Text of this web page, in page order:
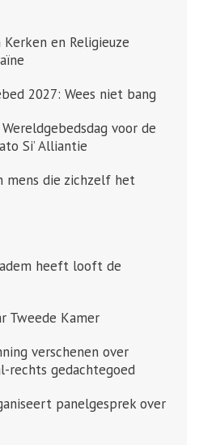
en Religieuze
2027: Wees niet bang
voor de
Si’ Alliantie
mens die zichzelf het
heeft looft de
Tweede Kamer
verschenen over
rechts gedachtegoed
panelgesprek over